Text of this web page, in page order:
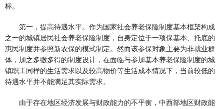
标。
第一，提高待遇水平。作为国家社会养老保险制度基本框架构成
之一的城镇居民社会养老保险制度，自身定位于一项保基本、托底的
惠民制度并参照新农保的模式制定。然而该参保对象主要为非就业群
体，加之多缴多得的制度设计，在面临与参加基本养老保险制度的城
镇职工同样的生活需求以及较高物价等生活成本情况下，当前较低的
待遇水平并不能满足其实际需求。
由于存在地区经济发展与财政能力的不平衡，中西部地区财政能